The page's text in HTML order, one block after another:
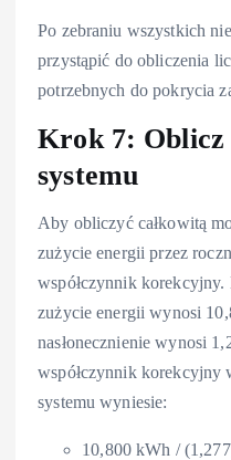
Po zebraniu wszystkich
przystąpić do obliczenia
potrzebnych do pokrycia
Krok 7: Oblicz
systemu
Aby obliczyć całkowitą
zużycie energii przez
współczynnik korekcyjny.
zużycie energii wynosi
nasłonecznienie wynosi
współczynnik korekcyjny
systemu wyniesie:
10,800 kWh /